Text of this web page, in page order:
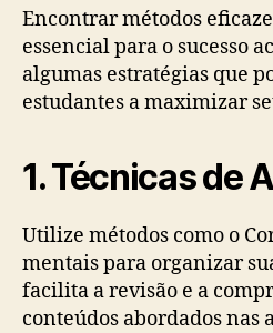
Encontrar métodos
essencial para o sucesso
algumas estratégias que
estudantes a maximizar
1. Técnicas de
Utilize métodos como o
mentais para organizar
facilita a revisão e a
conteúdos abordados nas